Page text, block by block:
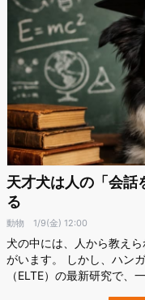
天才犬は人の「会話
る
動物 1/9(金) 12:00
犬の中には、人から教え
がいます。 しかし、ハン
（ELTE）の最新研究で、